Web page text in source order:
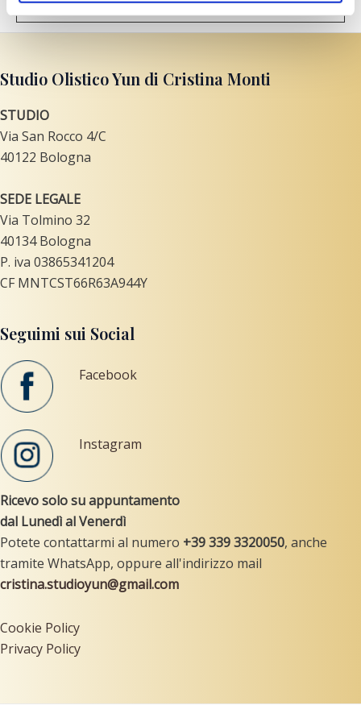
Studio Olistico Yun di Cristina Monti
STUDIO
Via San Rocco 4/C
40122 Bologna
SEDE LEGALE
Via Tolmino 32
40134 Bologna
P. iva 03865341204
CF MNTCST66R63A944Y
Seguimi sui Social
Facebook
Instagram
Ricevo solo su appuntamento
dal Lunedì al Venerdì
Potete contattarmi al numero +39339 3320050, anche
tramite WhatsApp, oppure all'indirizzo mail
cristina.studioyun@gmail.com
Cookie Policy
Privacy Policy